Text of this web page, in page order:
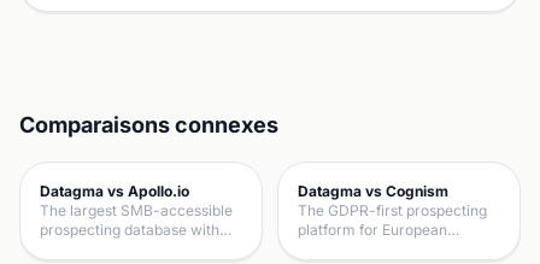
Comparaisons connexes
Datagma vs Apollo.io
The largest SMB-accessible
prospecting database with…
Datagma vs Cognism
The GDPR-first prospecting
platform for European…